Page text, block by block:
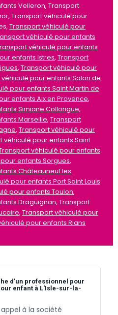
Velleron, Transport
Transport véhiculé pour
Transport véhiculé pour
véhiculé pour enfants
véhiculé pour enfants
enfants Istres, Transport
, Transport véhiculé pour
pour enfants Salon de
pour enfants Saint Martin de
enfants Aix en Provence,
Simiane Collongue,
Marseille, Transport
, Transport véhiculé pour
véhiculé pour enfants Saint
véhiculé pour enfants
enfants Sorgues,
Châteauneuf les
pour enfants Port Saint Louis
pour enfants Toulon,
Draguignan, Transport
, Transport véhiculé pour
pour enfants Rians
d’un professionnel pour
enfant à L'Isle-sur-la-
à la société